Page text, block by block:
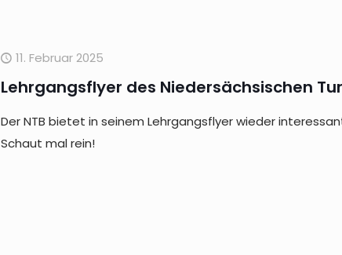
11. Februar 2025
Lehrgangsflyer des Niedersächsischen
Der NTB bietet in seinem Lehrgangsflyer wieder
Schaut mal rein!